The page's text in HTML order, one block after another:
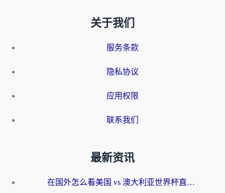
关于我们
服务条款
隐私协议
应用权限
联系我们
最新资讯
在国外怎么看美国 vs 澳大利亚世界杯直播？海外党必藏的中文解说观赛指南